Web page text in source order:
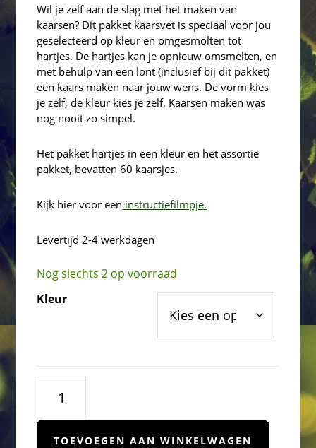
tot
€10.00
Wil je zelf aan de slag met het maken van
kaarsen? Dit pakket kaarsvet is speciaal voor jou
geselecteerd op kleur en omgesmolten tot
hartjes. De hartjes kan je opnieuw omsmelten, en
met behulp van een lont (inclusief bij dit pakket)
een kaars maken naar jouw wens. De vorm kies
je zelf, de kleur kies je zelf. Kaarsen maken was
nog nooit zo simpel.
Het pakket hartjes in een kleur en het assortie
pakket, bevatten 60 kaarsjes.
Kijk hier voor een instructiefilmpje.
Levertijd 2-4 werkdagen
Nog slechts 2 op voorraad
Kleur
lont
TOEVOEGEN AAN WINKELWAGEN